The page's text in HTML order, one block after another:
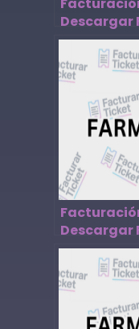
Descargar
Descargar